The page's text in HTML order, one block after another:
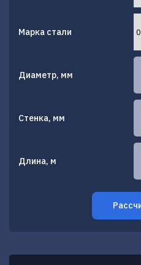
Марка стали
Диаметр, мм
Стенка, мм
Длина, м